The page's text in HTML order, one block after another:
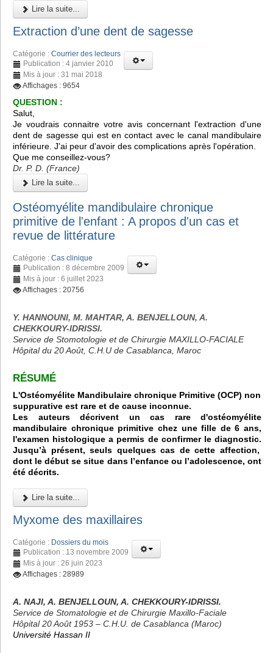
Lire la suite...
Extraction d’une dent de sagesse
Catégorie : Courrier des lecteurs
Publication : 4 janvier 2010
Mis à jour : 31 mai 2018
Affichages : 9654
QUESTION :
Salut,
Je voudrais connaitre votre avis concernant l'extraction d'une
dent de sagesse qui est en contact avec le canal mandibulaire
inférieure. J'ai peur d'avoir des complications après l'opération.
Que me conseillez-vous?
Dr. P. D. (France)
Lire la suite...
Ostéomyélite mandibulaire chronique
primitive de l'enfant : A propos d'un cas et
revue de littérature
Catégorie : Cas clinique
Publication : 8 décembre 2009
Mis à jour : 6 juillet 2023
Affichages : 20756
Y. HANNOUNI, M. MAHTAR, A. BENJELLOUN, A.
CHEKKOURY-IDRISSI.
Service de Stomotologie et de Chirurgie MAXILLO-FACIALE
Hôpital du 20 Août, C.H.U de Casablanca, Maroc
RÉSUMÉ
L'Ostéomyélite Mandibulaire chronique Primitive (OCP) non
suppurative est rare et de cause inconnue.
Les auteurs décrivent un cas rare d'ostéomyélite
mandibulaire chronique primitive chez une fille de 6 ans,
l'examen histologique a permis de confirmer le diagnostic.
Jusqu’à présent, seuls quelques cas de cette affection,
dont le début se situe dans l’enfance ou l’adolescence, ont
été décrits.
Lire la suite...
Myxome des maxillaires
Catégorie : Dossiers du mois
Publication : 13 novembre 2009
Mis à jour : 26 juin 2023
Affichages : 28989
A. NAJI, A. BENJELLOUN, A. CHEKKOURY-IDRISSI.
Service de Stomatologie et de Chirurgie Maxillo-Faciale
Hôpital 20 Août 1953 – C.H.U. de Casablanca (Maroc)
Université Hassan II